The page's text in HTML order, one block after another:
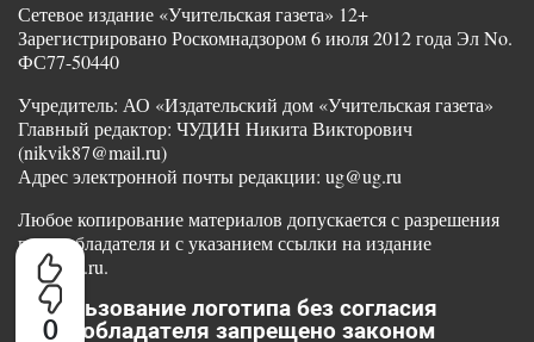
0
Сетевое издание «Учительская газета» 12+
Зарегистрировано Роскомнадзором 6 июля 2012 года Эл No.
ФС77-50440
Учредитель: АО «Издательский дом «Учительская газета»
Главный редактор: ЧУДИН Никита Викторович
(nikvik87@mail.ru)
Адрес электронной почты редакции: ug@ug.ru
Любое копирование материалов допускается с разрешения
правообладателя и с указанием ссылки на издание
www.ug.ru.
Использование логотипа без согласия
правообладателя запрещено законом